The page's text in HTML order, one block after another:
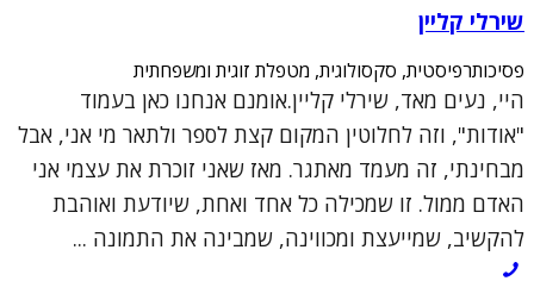
שירלי קליין
פסיכותרפיסטית, סקסולוגית, מטפלת זוגית ומשפחתית
היי, נעים מאד, שירלי קליין.אומנם אנחנו כאן בעמוד
"אודות", וזה לחלוטין המקום קצת לספר ולתאר מי אני, אבל
מבחינתי, זה מעמד מאתגר. מאז שאני זוכרת את עצמי אני
האדם ממול. זו שמכילה כל אחד ואחת, שיודעת ואוהבת
להקשיב, שמייעצת ומכווינה, שמבינה את התמונה ...